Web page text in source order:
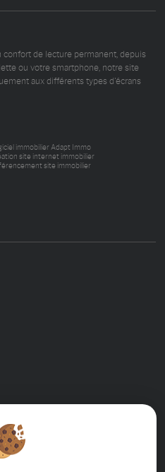
confort de lecture permanent, depuis
ou votre smartphone, notre site
aux différents types d'écrans
immobilier Adapt Immo
site internet immobilier
site immobilier